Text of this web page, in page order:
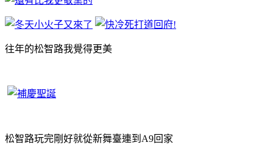
往年的松智路我覺得更美
松智路玩完剛好就從新舞臺連到A9回家